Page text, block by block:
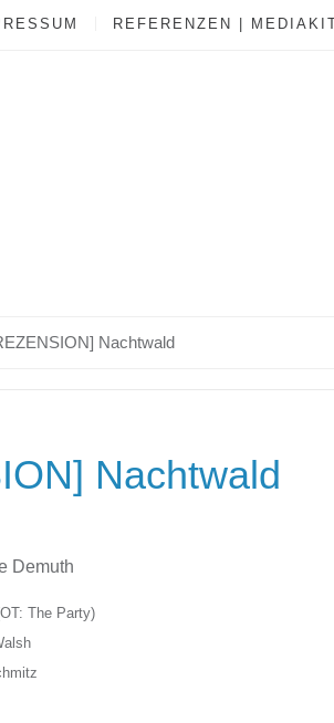
REFERENZEN |
Nachtwald
Nachtwald
Demuth
The Party)